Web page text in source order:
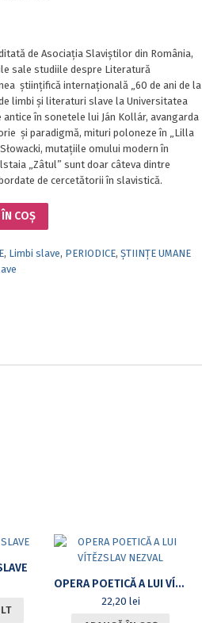
de Asociația Slaviștilor din România,
sale studiile despre Literatură
științifică internațională „60 de ani de la
limbi și literaturi slave la Universitatea
antice în sonetele lui Ján Kollár, avangarda
și paradigmă, mituri poloneze în „Lilla
mutațiile omului modern în
„Zâtul” sunt doar câteva dintre
de cercetătorii în slavistică.
COȘ
, Limbi slave, PERIODICE, ȘTIINȚE UMANE
OPERA POETICĂ A LUI VÍTĚZSLAV NEZVAL
22,20 lei